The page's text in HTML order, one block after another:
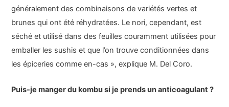
généralement des combinaisons de variétés vertes et
brunes qui ont été réhydratées. Le nori, cependant, est
séché et utilisé dans des feuilles couramment utilisées pour
emballer les sushis et que l’on trouve conditionnées dans
les épiceries comme en-cas », explique M. Del Coro.
Puis-je manger du kombu si je prends un anticoagulant ?